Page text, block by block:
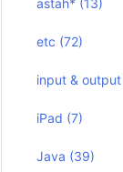
etc (72)
input & output
iPad (7)
Java (39)